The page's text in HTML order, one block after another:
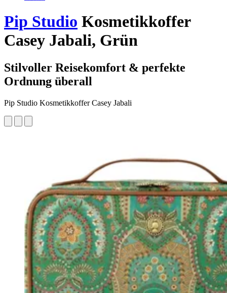
Pip Studio Kosmetikkoffer
Casey Jabali, Grün
Stilvoller Reisekomfort & perfekte
Ordnung überall
Pip Studio Kosmetikkoffer Casey Jabali